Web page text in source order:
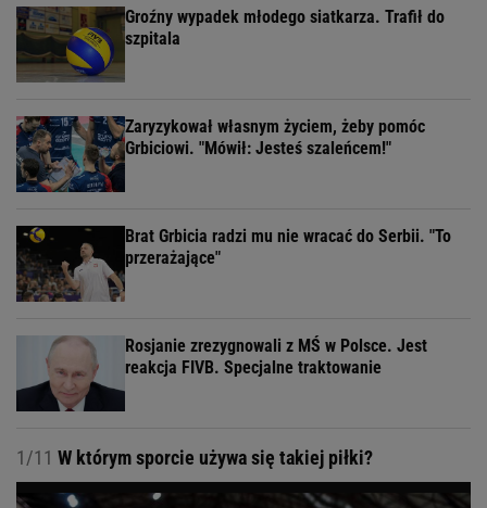
Groźny wypadek młodego siatkarza. Trafił do
szpitala
Zaryzykował własnym życiem, żeby pomóc
Grbiciowi. "Mówił: Jesteś szaleńcem!"
Brat Grbicia radzi mu nie wracać do Serbii. "To
przerażające"
Rosjanie zrezygnowali z MŚ w Polsce. Jest
reakcja FIVB. Specjalne traktowanie
1/11 W którym sporcie używa się takiej piłki?